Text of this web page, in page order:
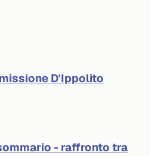
D'Ippolito
- raffronto tra